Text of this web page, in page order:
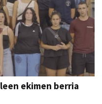
ekimen berria